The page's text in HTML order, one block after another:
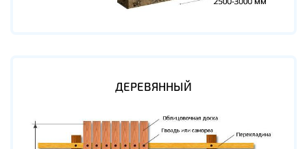
ДЕРЕВЯННЫЙ